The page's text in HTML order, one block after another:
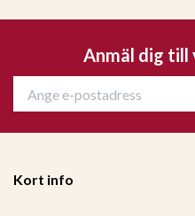
Anmäl dig till
Kort info